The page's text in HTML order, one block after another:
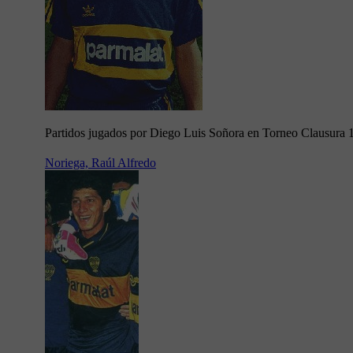
Partidos jugados por Diego Luis Soñora en Torneo Clausura
Noriega, Raúl Alfredo